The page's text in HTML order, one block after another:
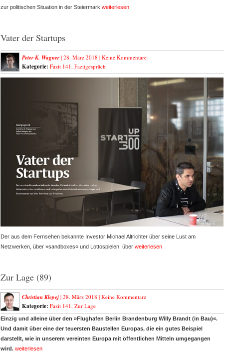
zur politischen Situation in der Steiermark weiterlesen
Vater der Startups
Peter K. Wagner| 28. März 2018 | Keine Kommentare
Kategorie: Fazit 141, Fazitgespräch
Der aus dem Fernsehen bekannte Investor Michael Altrichter über seine Lust am
Netzwerken, über »sandboxes« und Lottospielen, über weiterlesen
Zur Lage (89)
Christian Klepej | 28. März 2018 | Keine Kommentare
Kategorie: Fazit 141, Zur Lage
Einzig und alleine über den »Flughafen Berlin Brandenburg Willy Brandt (in Bau)«.
Und damit über eine der teuersten Baustellen Europas, die ein gutes Beispiel
darstellt, wie in unserem vereinten Europa mit öffentlichen Mitteln umgegangen
wird. weiterlesen